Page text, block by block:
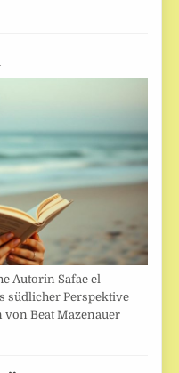
Autorin Safae el
südlicher Perspektive
Beat Mazenauer